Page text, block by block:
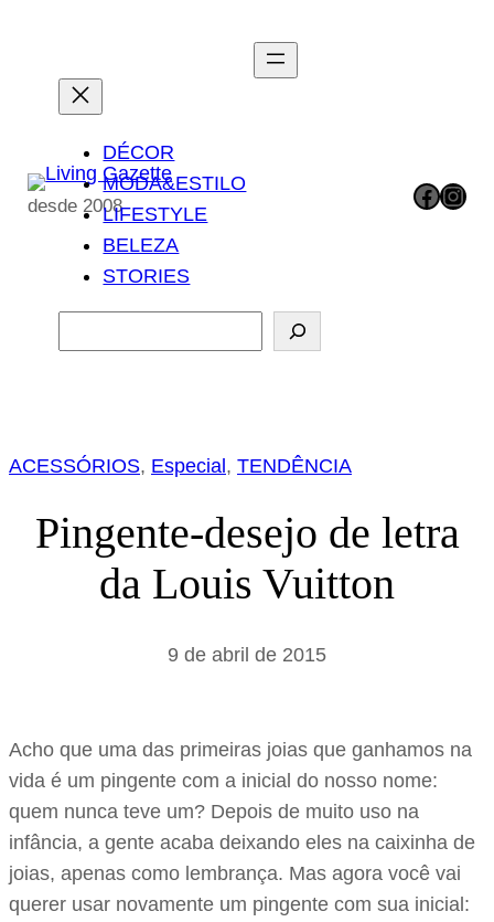
conteúdo
desde 2008
DÉCOR
MODA&ESTILO
LIFESTYLE
BELEZA
STORIES
e
i
s
a
Facebook Instagram
ACESSÓRIOS, Especial , TENDÊNCIA
Pingente-desejo de letra
da Louis Vuitton
9 de abril de 2015
Acho que uma das primeiras joias que ganhamos na
vida é um pingente com a inicial do nosso nome:
quem nunca teve um? Depois de muito uso na
infância, a gente acaba deixando eles na caixinha de
joias, apenas como lembrança. Mas agora você vai
querer usar novamente um pingente com sua inicial: